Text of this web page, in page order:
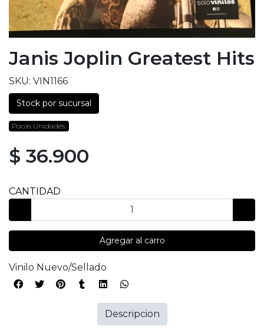
Janis Joplin Greatest Hits
SKU: VIN1166
Stock por sucursal
Pocas Unidades.
$ 36.900
CANTIDAD
Agregar al carro
Vinilo Nuevo/Sellado
Descripcion